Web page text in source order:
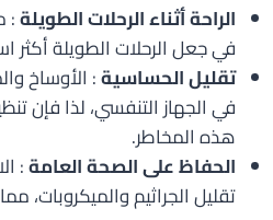
الراحة أثناء الرحلات الطويلة:
في جعل الرحلات الطويلة أكثر
تقليل الحساسية: الأوساخ
في الجهاز التنفسي، لذا فإن
هذه المخاطر.
الحفاظ على الصحة العامة:
تقليل الجراثيم والميكروبات،